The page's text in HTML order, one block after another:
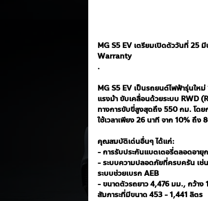
MG S5 EV เตรียมเปิดตัววันที่ 25
Warranty
.
MG S5 EV เป็นรถยนต์ไฟฟ้ารุ่นให
แรงม้า ขับเคลื่อนด้วยระบบ RWD
ทางการขับขี่สูงสุดถึง 550 กม. โดย
ใช้เวลาเพียง 26 นาที จาก 10% ถึง
คุณสมบัติเด่นอื่นๆ ได้แก่:
- การรับประกันแบตเตอรี่ตลอดอา
- ระบบความปลอดภัยที่ครบครัน เช่
ระบบช่วยเบรก AEB
- ขนาดตัวรถยาว 4,476 มม., กว้าง
สัมภาระที่มีขนาด 453 - 1,441 ลิตร